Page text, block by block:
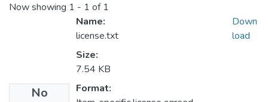
Now showing 1 - 1 of 1
No
Name:
license.txt
Size:
7.54 KB
Format:
Down
load